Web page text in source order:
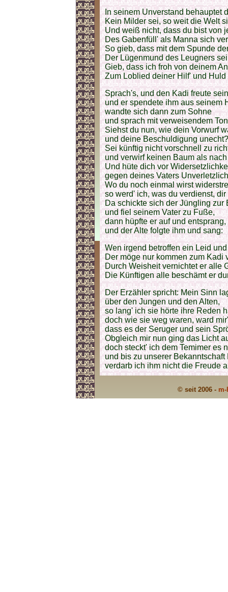
In seinem Unverstand behauptet
Kein Milder sei, so weit die Welt
Und weiß nicht, dass du bist von
Des Gabenfüll' als Manna sich
So gieb, dass mit dem Spunde
Der Lügenmund des Leugners
Gieb, dass ich froh von deinem
Zum Loblied deiner Hilf' und Huld
Sprach's, und den Kadi freute
und er spendete ihm aus seinem
wandte sich dann zum Sohne
und sprach mit verweisendem
Siehst du nun, wie dein Vorwurf
und deine Beschuldigung unecht?
Sei künftig nicht vorschnell zu
und verwirf keinen Baum als
Und hüte dich vor
gegen deines Vaters
Wo du noch einmal wirst
so werd' ich, was du verdienst, dir
Da schickte sich der Jüngling zur
und fiel seinem Vater zu Fuße,
dann hüpfte er auf und entsprang,
und der Alte folgte ihm und sang:
Wen irgend betroffen ein Leid
Der möge nur kommen zum Kadi
Durch Weisheit vernichtet er alle
Die Künftigen alle beschämt er
Der Erzähler spricht: Mein Sinn
über den Jungen und den Alten,
so lang' ich sie hörte ihre Reden
doch wie sie weg waren, ward
dass es der Seruger und sein
Obgleich mir nun ging das Licht
doch steckt' ich dem Temimer es
und bis zu unserer Bekanntschaft
verdarb ich ihm nicht die Freude
© seit 2006 -